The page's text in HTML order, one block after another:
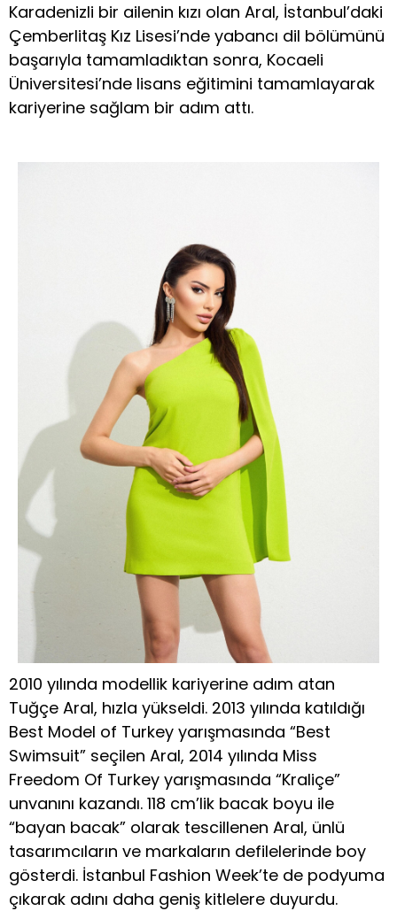
Karadenizli bir ailenin kızı olan Aral, İstanbul’daki
Çemberlitaş Kız Lisesi’nde yabancı dil bölümünü
başarıyla tamamladıktan sonra, Kocaeli
Üniversitesi’nde lisans eğitimini tamamlayarak
kariyerine sağlam bir adım attı.
2010 yılında modellik kariyerine adım atan
Tuğçe Aral, hızla yükseldi. 2013 yılında katıldığı
Best Model of Turkey yarışmasında “Best
Swimsuit” seçilen Aral, 2014 yılında Miss
Freedom Of Turkey yarışmasında “Kraliçe”
unvanını kazandı. 118 cm’lik bacak boyu ile
“bayan bacak” olarak tescillenen Aral, ünlü
tasarımcıların ve markaların defilelerinde boy
gösterdi. İstanbul Fashion Week’te de podyuma
çıkarak adını daha geniş kitlelere duyurdu.